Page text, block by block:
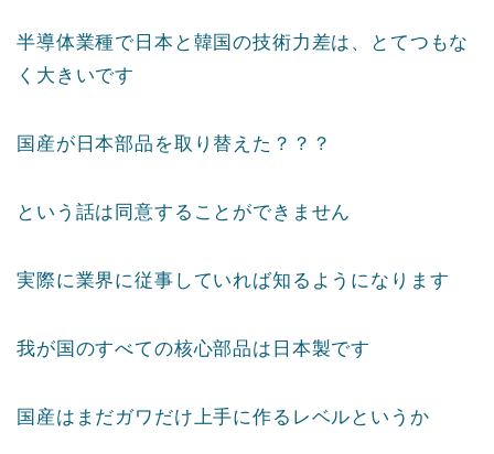
半導体業種で日本と韓国の技術力差は、とてつもな
く大きいです
国産が日本部品を取り替えた？？？
という話は同意することができません
実際に業界に従事していれば知るようになります
我が国のすべての核心部品は日本製です
国産はまだガワだけ上手に作るレベルというか